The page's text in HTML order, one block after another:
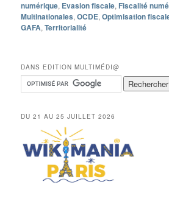
numérique, Evasion fiscale, Fiscalité
Multinationales,OCDE,Optimisation
GAFA,Territorialité
DANS EDITION MULTIMÉDI@
DU 21 AU 25 JUILLET 2026